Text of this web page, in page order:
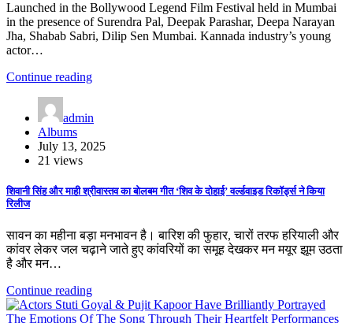
Launched in the Bollywood Legend Film Festival held in Mumbai
in the presence of Surendra Pal, Deepak Parashar, Deepa Narayan
Jha, Shabab Sabri, Dilip Sen Mumbai. Kannada industry’s young
actor…
Continue reading
admin
Albums
July 13, 2025
21 views
शिवानी सिंह और माही श्रीवास्तव का बोलबम गीत ‘शिव के दोहाई’ वर्ल्डवाइड रिकॉर्ड्स ने किया
रिलीज
सावन का महीना बड़ा मनभावन है। बारिश की फुहार, चारों तरफ हरियाली और
कांवर लेकर जल चढ़ाने जाते हुए कांवरियों का समूह देखकर मन मयूर झूम उठता
है और मन…
Continue reading